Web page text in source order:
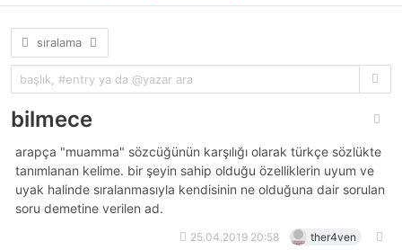
sıralama
bilmece
arapça "muamma" sözcüğünün karşılığı olarak türkçe sözlükte
tanımlanan kelime. bir şeyin sahip olduğu özelliklerin uyum ve
uyak halinde sıralanmasıyla kendisinin ne olduğuna dair sorulan
soru demetine verilen ad.
25.04.2019 20:58 ther4ven